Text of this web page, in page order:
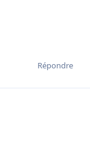
Répondre